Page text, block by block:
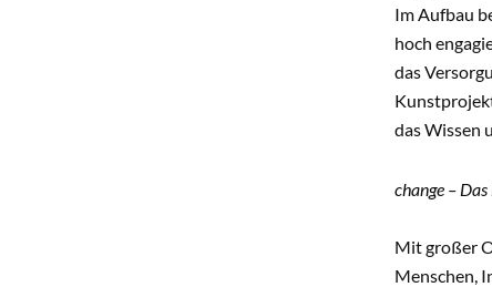
Im Aufbau
hoch
das
das Wissen
change –
Mit großer
Menschen,